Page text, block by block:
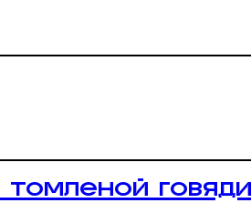
томленой